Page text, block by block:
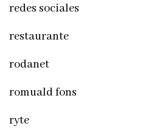
redes sociales
restaurante
rodanet
romuald fons
ryte